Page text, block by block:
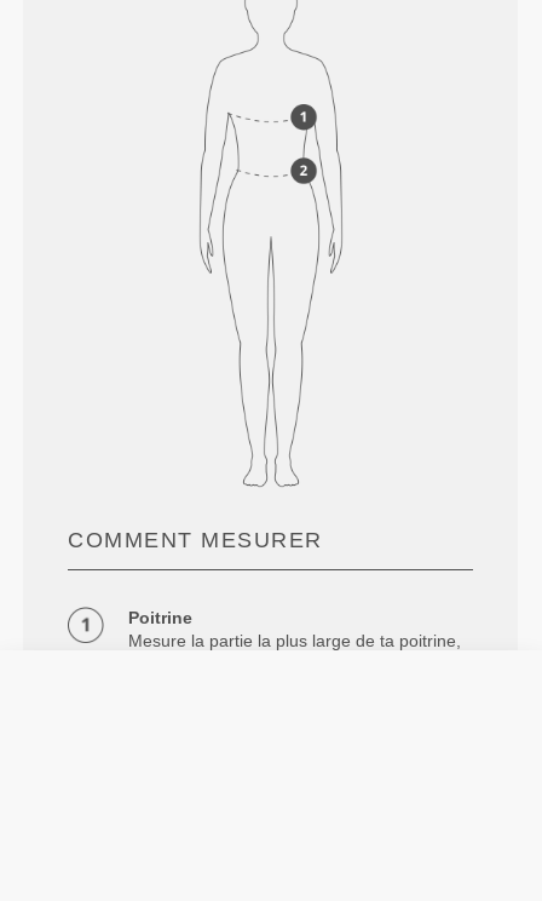
COMMENT MESURER
Poitrine
Mesure la partie la plus large de ta poitrine,